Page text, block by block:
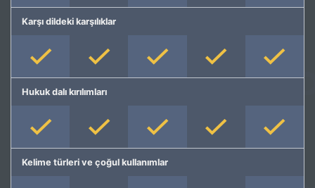
Karşı dildeki karşılıklar
Hukuk dalı kırılımları
Kelime türleri ve çoğul kullanımlar